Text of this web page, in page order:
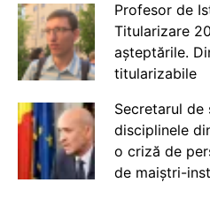
Profesor de
Titularizare
așteptările.
titularizabile
Secretarul de
disciplinele
o criză de
de maiștri-